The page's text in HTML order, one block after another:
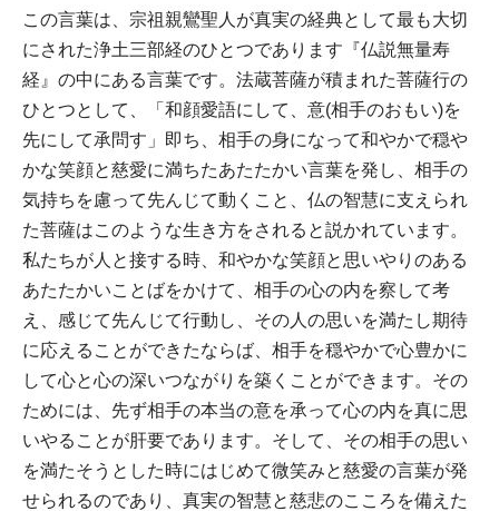
この言葉は、宗祖親鸞聖人が真実の経典として最も大切
にされた浄土三部経のひとつであります『仏説無量寿
経』の中にある言葉です。法蔵菩薩が積まれた菩薩行の
ひとつとして、「和顔愛語にして、意(相手のおもい)を
先にして承問す」即ち、相手の身になって和やかで穏や
かな笑顔と慈愛に満ちたあたたかい言葉を発し、相手の
気持ちを慮って先んじて動くこと、仏の智慧に支えられ
た菩薩はこのような生き方をされると説かれています。
私たちが人と接する時、和やかな笑顔と思いやりのある
あたたかいことばをかけて、相手の心の内を察して考
え、感じて先んじて行動し、その人の思いを満たし期待
に応えることができたならば、相手を穏やかで心豊かに
して心と心の深いつながりを築くことができます。その
ためには、先ず相手の本当の意を承って心の内を真に思
いやることが肝要であります。そして、その相手の思い
を満たそうとした時にはじめて微笑みと慈愛の言葉が発
せられるのであり、真実の智慧と慈悲のこころを備えた